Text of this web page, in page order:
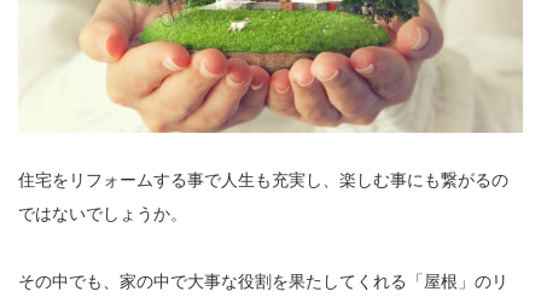
住宅をリフォームする事で人生も充実し、楽しむ事にも繋がるの
ではないでしょうか。
その中でも、家の中で大事な役割を果たしてくれる「屋根」のリ